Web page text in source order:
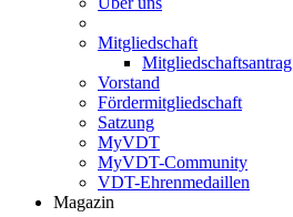
Mitgliedschaft
Mitgliedschaftsantrag
Vorstand
Fördermitgliedschaft
Satzung
MyVDT
MyVDT-Community
VDT-Ehrenmedaillen
Magazin